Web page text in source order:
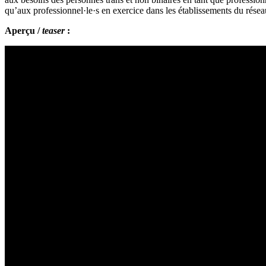
qu’aux professionnel·le·s en exercice dans les établissements du
Aperçu /teaser: